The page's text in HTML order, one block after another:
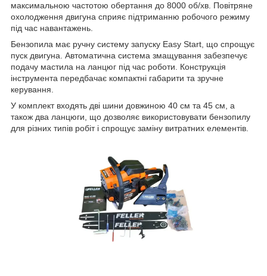
максимальною частотою обертання до 8000 об/хв. Повітряне
охолодження двигуна сприяє підтриманню робочого режиму
під час навантажень.
Бензопила має ручну систему запуску Easy Start, що спрощує
пуск двигуна. Автоматична система змащування забезпечує
подачу мастила на ланцюг під час роботи. Конструкція
інструмента передбачає компактні габарити та зручне
керування.
У комплект входять дві шини довжиною 40 см та 45 см, а
також два ланцюги, що дозволяє використовувати бензопилу
для різних типів робіт і спрощує заміну витратних елементів.